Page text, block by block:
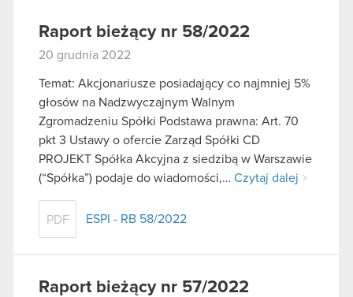
Raport bieżący nr 58/2022
20 grudnia 2022
Temat: Akcjonariusze posiadający co najmniej 5%
głosów na Nadzwyczajnym Walnym
Zgromadzeniu Spółki Podstawa prawna: Art. 70
pkt 3 Ustawy o ofercie Zarząd Spółki CD
PROJEKT Spółka Akcyjna z siedzibą w Warszawie
(“Spółka”) podaje do wiadomości,… Czytaj dalej
PDF ESPI - RB 58/2022
Raport bieżący nr 57/2022